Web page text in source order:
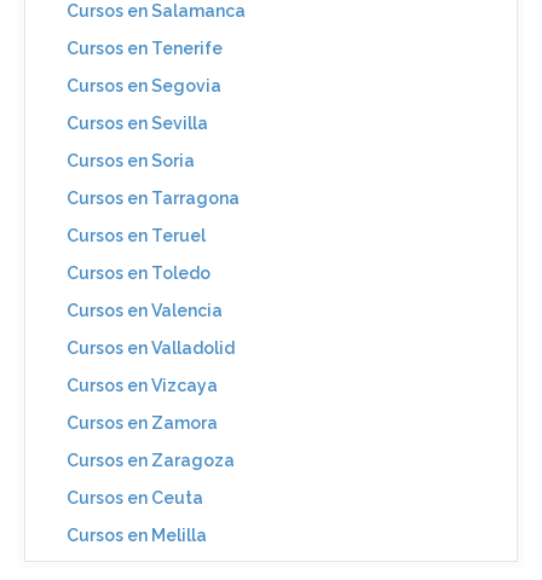
Cursos en Salamanca
Cursos en Tenerife
Cursos en Segovia
Cursos en Sevilla
Cursos en Soria
Cursos en Tarragona
Cursos en Teruel
Cursos en Toledo
Cursos en Valencia
Cursos en Valladolid
Cursos en Vizcaya
Cursos en Zamora
Cursos en Zaragoza
Cursos en Ceuta
Cursos en Melilla